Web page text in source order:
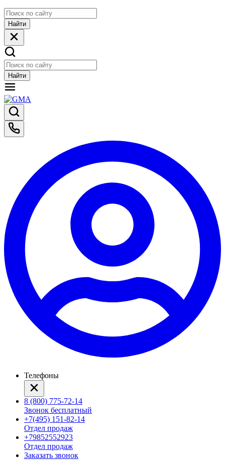
Найти
Найти
Телефоны
8 (800) 775-72-14
Звонок бесплатный
+7(495) 151-82-14
Отдел продаж
+79852552923
Отдел продаж
Заказать звонок